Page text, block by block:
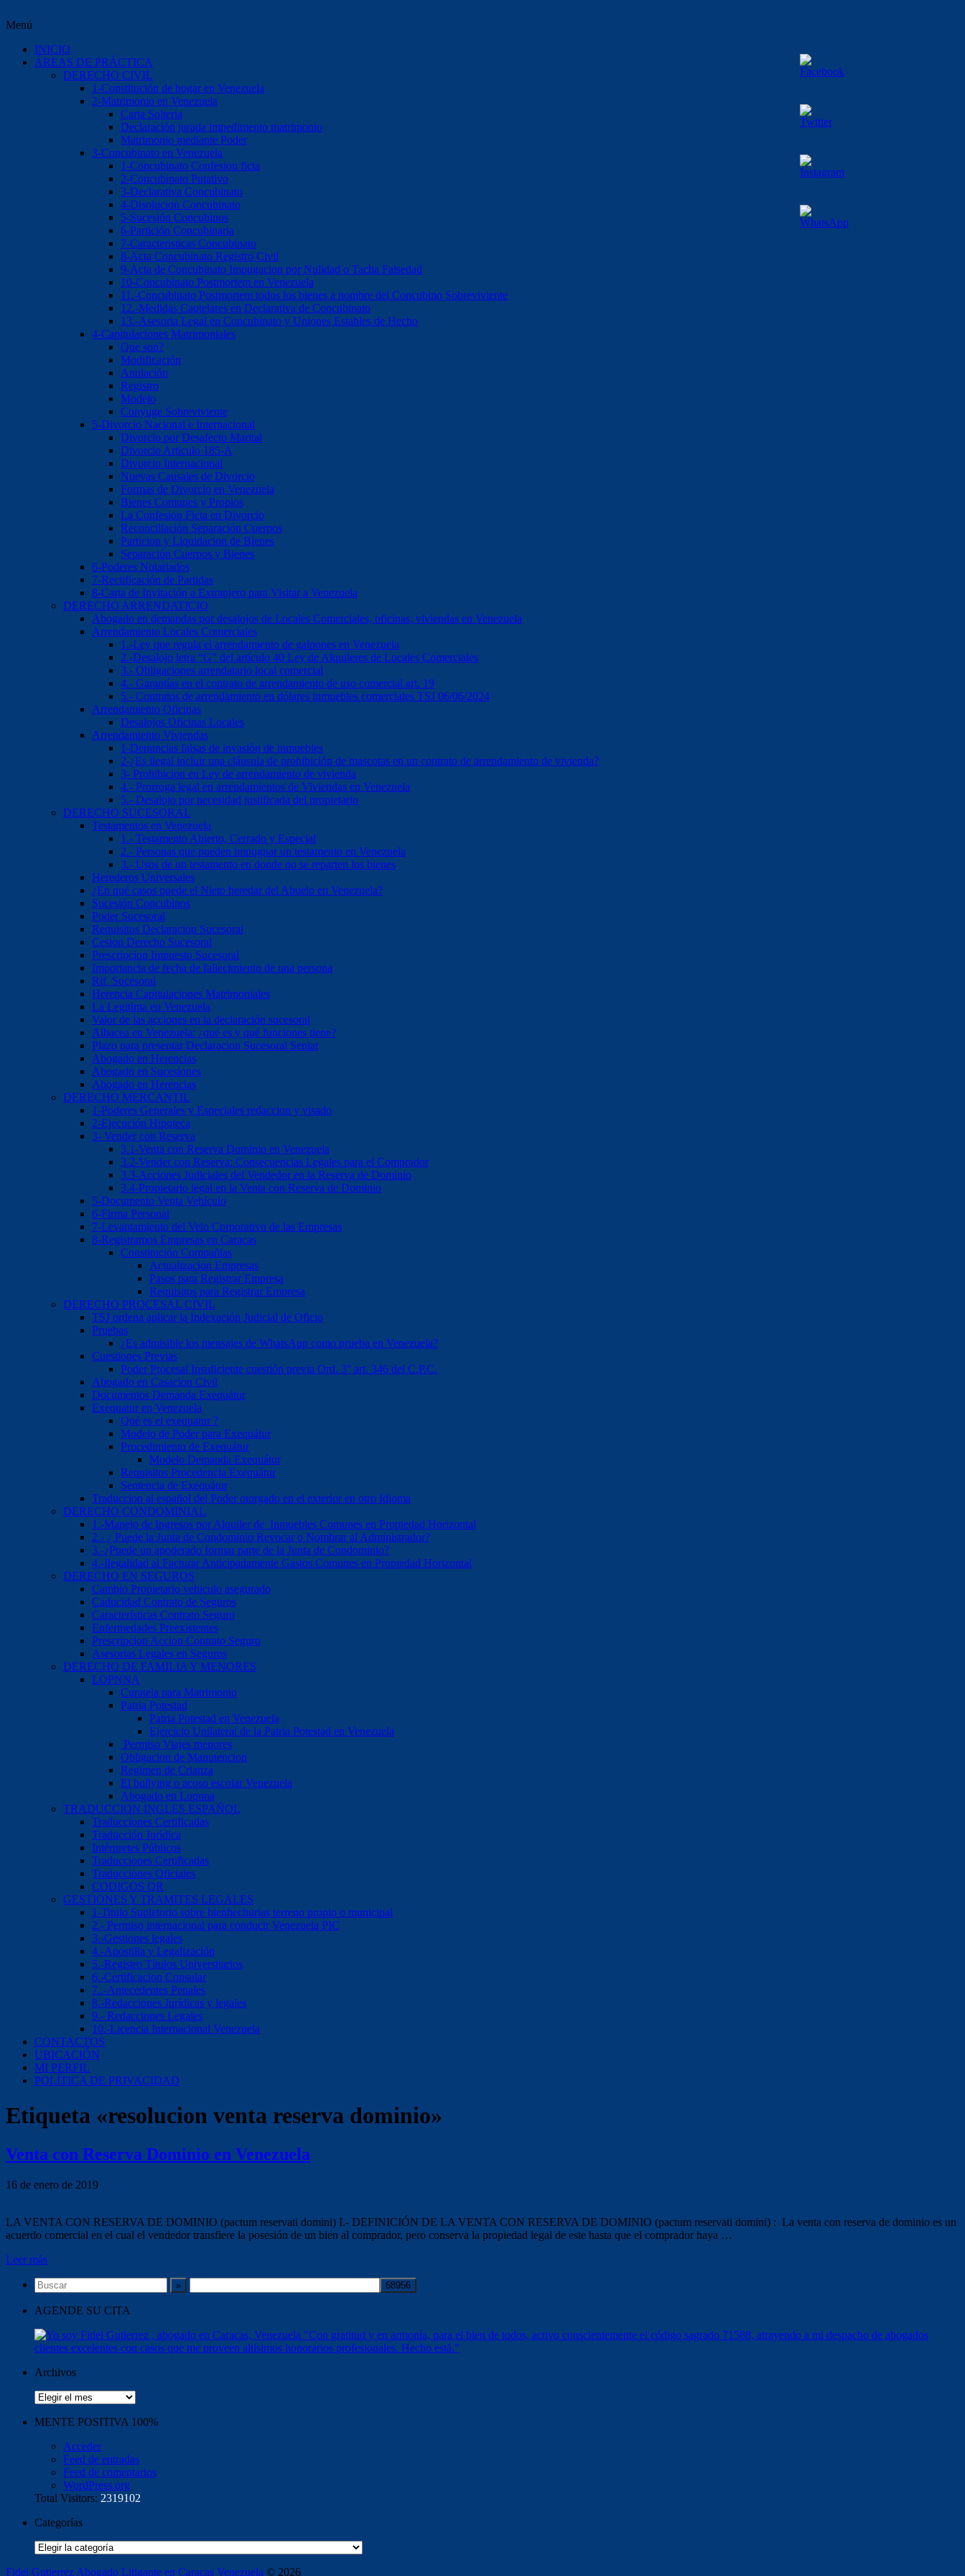
Menú
INICIO
ÁREAS DE PRÁCTICA
DERECHO CIVIL
1-Constitución de hogar en Venezuela
2-Matrimonio en Venezuela
Carta Solteria
Declaración jurada impedimento matrimonio
Matrimonio mediante Poder
3-Concubinato en Venezuela
1-Concubinato Confesion ficta
2-Concubinato Putativo
3-Declarativa Concubinato
4-Disolucion Concubinato
5-Sucesión Concubinos
6-Partición Concubinaria
7-Caracteristicas Concubinato
8-Acta Concubinato Registro Civil
9-Acta de Concubinato Impugacion por Nulidad o Tacha Falsedad
10-Concubinato Postmortem en Venezuela
11.-Concubinato Postmortem todos los bienes a nombre del Concubino Sobreviviente
12.-Medidas Cautelares en Declarativa de Concubinato
13.-Asesoria Legal en Concubinato y Uniones Estables de Hecho
4-Capitulaciones Matrimoniales
Que son?
Modificación
Anulación
Registro
Modelo
Conyuge Sobreviviente
5-Divorcio Nacional e Internacional
Divorcio por Desafecto Marital
Divorcio Articulo 185-A
Divorcio Internacional
Nuevas Causales de Divorcio
Formas de Divorcio en Venezuela
Bienes Comunes y Propios
La Confesion Ficta en Divorcio
Reconciliación Separación Cuerpos
Particion y Liquidacion de Bienes
Separación Cuerpos y Bienes
6-Poderes Notariados
7-Rectificación de Partidas
8-Carta de Invitación a Extranjero para Visitar a Venezuela
DERECHO ARRENDATICIO
Abogado en demandas por desalojos de Locales Comerciales, oficinas, viviendas en Venezuela
Arrendamiento Locales Comerciales
1.-Ley que regula el arrendamiento de galpones en Venezuela
2.-Desalojo letra “G” del artículo 40 Ley de Alquileres de Locales Comerciales
3.- Obligaciones arrendatario local comercial
4.- Garantías en el contrato de arrendamiento de uso comercial art. 19
5.- Contratos de arrendamiento en dólares inmuebles comerciales TSJ 06/06/2024
Arrendamiento Oficinas
Desalojos Oficinas Locales
Arrendamiento Viviendas
1-Denuncias falsas de invasión de inmuebles
2-¿Es ilegal incluir una cláusula de prohibición de mascotas en un contrato de arrendamiento de vivienda?
3- Prohibicion en Ley de arrendamiento de vivienda
4.- Prorroga legal en arrendamientos de Viviendas en Venezuela
5.- Desalojo por necesidad justificada del propietario
DERECHO SUCESORAL
Testamentos en Venezuela
1.- Testamento Abierto, Cerrado y Especial
2.- Personas que pueden impugnar un testamento en Venezuela
3.- Usos de un testamento en donde no se reparten los bienes
Herederos Universales
¿En qué casos puede el Nieto heredar del Abuelo en Venezuela?
Sucesión Concubinos
Poder Sucesoral
Requisitos Declaracion Sucesoral
Cesion Derecho Sucesoral
Prescripcion Impuesto Sucesoral
Importancia de fecha de fallecimiento de una persona
Rif Sucesoral
Herencia Capitulaciones Matrimoniales
La Legitima en Venezuela
Valor de las acciones en la declaración sucesoral
Albacea en Venezuela: ¿qué es y qué funciones tiene?
Plazo para presentar Declaracion Sucesoral Seniat
Abogado en Herencias
Abogado en Sucesiones
Abogado en Herencias
DERECHO MERCANTIL
1-Poderes Generales y Especiales redaccion y visado
2-Ejecución Hipoteca
3- Vender con Reserva
3.1-Venta con Reserva Dominio en Venezuela
3.2-Vender con Reserva: Consecuencias Legales para el Comprador
3.3-Acciones Judiciales del Vendedor en la Reserva de Dominio
3.4-Propietario legal en la Venta con Reserva de Dominio
5-Documento Venta Vehículo
6-Firma Personal
7-Levantamiento del Velo Corporativo de las Empresas
8-Registramos Empresas en Caracas
Constitución Compañias
Actualizacion Empresas
Pasos para Registrar Empresa
Requisitos para Registrar Empresa
DERECHO PROCESAL CIVIL
TSJ ordena aplicar la Indexación Judicial de Oficio
Pruebas
¿Es admisible los mensajes de WhatsApp como prueba en Venezuela?
Cuestiones Previas
Poder Procesal Insuficiente cuestión previa Ord. 3° art. 346 del C.P.C.
Abogado en Casacion Civil
Documentos Demanda Exequátur
Exequatur en Venezuela
Qué es el exequatur ?
Modelo de Poder para Exequátur
Procedimiento de Exequátur
Modelo Demanda Exequátur
Requisitos Procedencia Exequátur
Sentencia de Exequátur
Traduccion al español del Poder otorgado en el exterior en otro Idioma
DERECHO CONDOMINIAL
1.-Manejo de Ingresos por Alquiler de Inmuebles Comunes en Propiedad Horizontal
2.- ¿ Puede la Junta de Condominio Revocar o Nombrar al Administrador?
3.-¿Puede un apoderado formar parte de la Junta de Condominio?
4.-Ilegalidad al Facturar Anticipadamente Gastos Comunes en Propiedad Horizontal
DERECHO EN SEGUROS
Cambio Propietario vehiculo asegurado
Caducidad Contrato de Seguros
Características Contrato Seguro
Enfermedades Preexistentes
Prescripcion Accion Contrato Seguro
Asesorias Legales en Seguros
DERECHO DE FAMILIA Y MENORES
LOPNNA
Curatela para Matrimonio
Patria Potestad
Patria Potestad en Venezuela
Ejercicio Unilateral de la Patria Potestad en Venezuela
Permiso Viajes menores
Obligacion de Manutencion
Regimen de Crianza
El bullying o acoso escolar Venezuela
Abogado en Lopnna
TRADUCCION INGLES ESPAÑOL
Traducciones Certificadas
Traducción Jurídica
Intérpretes Públicos
Traducciones Certificadas
Traducciones Oficiales
CODIGOS QR
GESTIONES Y TRAMITES LEGALES
1-Titulo Supletorio sobre bienhechurias terreno propio o municipal
2.- Permiso internacional para conducir Venezuela PIC
3.-Gestiones legales
4.-Apostilla y Legalización
5.-Registro Títulos Universitarios
6.-Certificacion Consular
7..-Antecedentes Penales
8.-Redacciones Jurídicas y legales
9.- Redacciones Legales
10.-Licencia Internacional Venezuela
CONTACTOS
UBICACIÓN
MI PERFIL
POLÍTICA DE PRIVACIDAD
Etiqueta «resolucion venta reserva dominio»
Venta con Reserva Dominio en Venezuela
16 de enero de 2019
LA VENTA CON RESERVA DE DOMINIO (pactum reservati domini) I.- DEFINICIÓN DE LA VENTA CON RESERVA DE DOMINIO (pactum reservati domini) : La venta con reserva de dominio es un
acuerdo comercial en el cual el vendedor transfiere la posesión de un bien al comprador, pero conserva la propiedad legal de este hasta que el comprador haya …
Leer más
AGENDE SU CITA
Archivos
Archivos
MENTE POSITIVA 100%
Acceder
Feed de entradas
Feed de comentarios
WordPress.org
Total Visitors: 2319102
Categorías
Categorías
Fidel Gutierrez Abogado Litigante en Caracas Venezuela © 2026